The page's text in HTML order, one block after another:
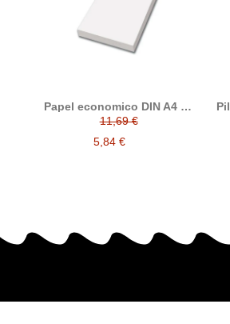
Papel economico DIN A4 80
11,69 €
5,84 €